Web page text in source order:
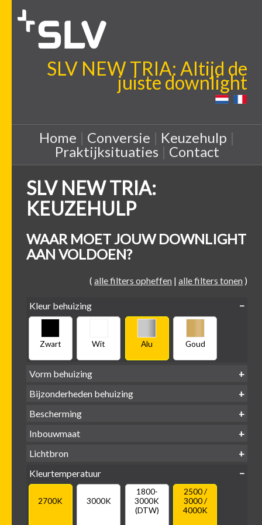
SLV NEW TRIA: Altijd de
juiste downlight
Home | Conversie | Keuzehulp |
Praktijksituaties| Contact
SLV NEW TRIA:
KEUZEHULP
WAAR MOET JOUW DOWNLIGHT
AAN VOLDOEN?
( alle filters opheffen | alle filters tonen )
Kleur behuizing
Zwart Wit Alu Goud
Vorm behuizing
Vierkant
Bijzonderheden behuizing
Bescherming
IP65 water-
Inbouwmaat
Ø
Lichtbron
GU10
Kleurtemperatuur
2700K 3000K
1800-
3000K
(DTW)
2500 /
3000 /
4000K